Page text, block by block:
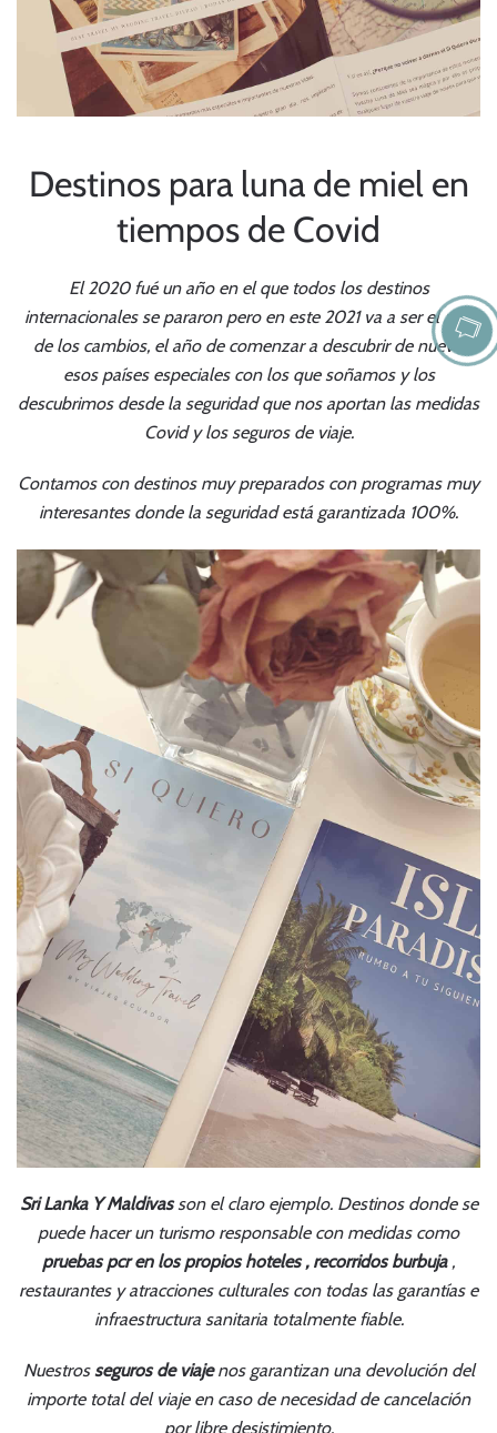
Destinos para luna de miel en
tiempos de Covid
El 2020 fué un año en el que todos los destinos
internacionales se pararon pero en este 2021 va a ser el año
de los cambios, el año de comenzar a descubrir de nuevo
esos países especiales con los que soñamos y los
descubrimos desde la seguridad que nos aportan las medidas
Covid y los seguros de viaje.
Contamos con destinos muy preparados con programas muy
interesantes donde la seguridad está garantizada 100%.
Sri Lanka Y Maldivasson el claro ejemplo. Destinos donde se
puede hacer un turismo responsable con medidas como
pruebas pcr en los propios hoteles , recorridos burbuja,
restaurantes y atracciones culturales con todas las garantías e
infraestructura sanitaria totalmente fiable.
Nuestrosseguros de viajenos garantizan una devolución del
importe total del viaje en caso de necesidad de cancelación
por libre desistimiento.